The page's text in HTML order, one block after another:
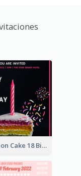
Pink Neon Cake 18 Birthday Invitation